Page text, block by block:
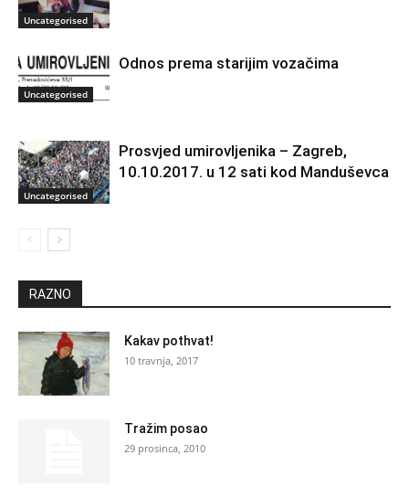
Uncategorised
Uncategorised
Odnos prema starijim vozačima
Uncategorised
Prosvjed umirovljenika – Zagreb,
10.10.2017. u 12 sati kod Manduševca
RAZNO
Kakav pothvat!
10 travnja, 2017
Tražim posao
29 prosinca, 2010